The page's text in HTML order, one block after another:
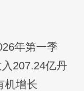
年第一季
207.24亿丹
机增长